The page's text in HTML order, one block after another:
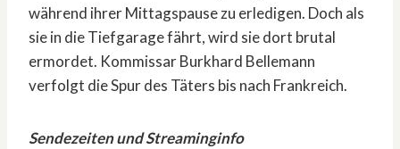
während ihrer Mittagspause zu erledigen. Doch als
sie in die Tiefgarage fährt, wird sie dort brutal
ermordet. Kommissar Burkhard Bellemann
verfolgt die Spur des Täters bis nach Frankreich.
Sendezeiten und Streaminginfo